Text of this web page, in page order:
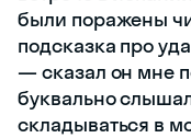
были поражены
подсказка про
— сказал он мне
буквально
складываться в